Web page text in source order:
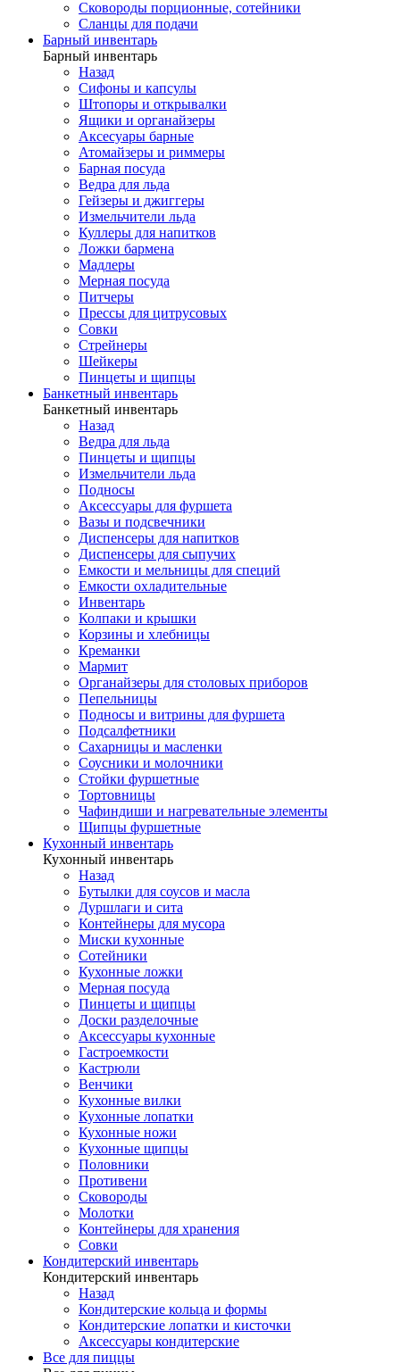
Сковороды порционные, сотейники
Сланцы для подачи
Барный инвентарь
Барный инвентарь
Назад
Сифоны и капсулы
Штопоры и открывалки
Ящики и органайзеры
Аксесуары барные
Атомайзеры и риммеры
Барная посуда
Ведра для льда
Гейзеры и джиггеры
Измельчители льда
Куллеры для напитков
Ложки бармена
Мадлеры
Мерная посуда
Питчеры
Прессы для цитрусовых
Совки
Стрейнеры
Шейкеры
Пинцеты и щипцы
Банкетный инвентарь
Банкетный инвентарь
Назад
Ведра для льда
Пинцеты и щипцы
Измельчители льда
Подносы
Аксессуары для фуршета
Вазы и подсвечники
Диспенсеры для напитков
Диспенсеры для сыпучих
Емкости и мельницы для специй
Емкости охладительные
Инвентарь
Колпаки и крышки
Корзины и хлебницы
Креманки
Мармит
Органайзеры для столовых приборов
Пепельницы
Подносы и витрины для фуршета
Подсалфетники
Сахарницы и масленки
Соусники и молочники
Стойки фуршетные
Тортовницы
Чафиндиши и нагревательные элементы
Щипцы фуршетные
Кухонный инвентарь
Кухонный инвентарь
Назад
Бутылки для соусов и масла
Дуршлаги и сита
Контейнеры для мусора
Миски кухонные
Сотейники
Кухонные ложки
Мерная посуда
Пинцеты и щипцы
Доски разделочные
Аксессуары кухонные
Гастроемкости
Кастрюли
Венчики
Кухонные вилки
Кухонные лопатки
Кухонные ножи
Кухонные щипцы
Половники
Противени
Сковороды
Молотки
Контейнеры для хранения
Совки
Кондитерский инвентарь
Кондитерский инвентарь
Назад
Кондитерские кольца и формы
Кондитерские лопатки и кисточки
Аксессуары кондитерские
Все для пиццы